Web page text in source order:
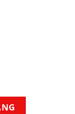
Imagine - Level